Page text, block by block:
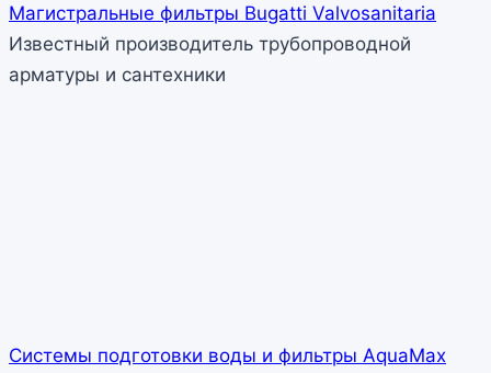
Магистральные фильтры Bugatti Valvosanitaria
Известный производитель трубопроводной
арматуры и сантехники
Системы подготовки воды и фильтры AquaMax